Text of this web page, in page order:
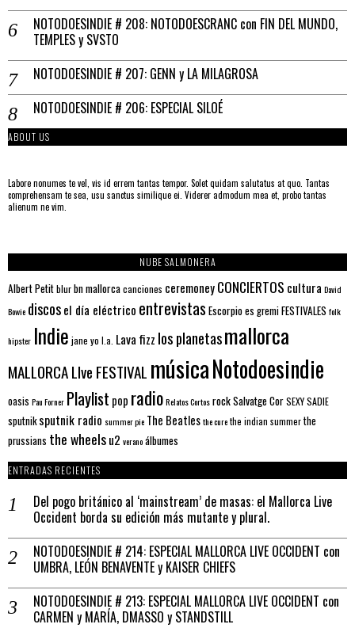
NOTODOESINDIE # 208: NOTODOESCRANC con FIN DEL MUNDO,
TEMPLES y SVSTO
NOTODOESINDIE # 207: GENN y LA MILAGROSA
NOTODOESINDIE # 206: ESPECIAL SILOÉ
ABOUT US
Labore nonumes te vel, vis id errem tantas tempor. Solet quidam salutatus at quo. Tantas
comprehensam te sea, usu sanctus similique ei. Viderer admodum mea et, probo tantas
alienum ne vim.
NUBE SALMONERA
Albert Petitblurbn mallorcacanciones ceremoneyCONCIERTOS cultura David
Bowie discosel día eléctrico entrevistas Escorpioes gremiFESTIVALES folk
hipster Indie jane yo l.a. Lava fizz los planetasmallorca
MALLORCA LIve FESTIVAL músicaNotodoesindie
oasis Pau Forner Playlist pop radioRelatos CortosrockSalvatge CorSEXY SADIE
sputnik sputnik radio summer pie The Beatlesthe curethe indian summerthe
prussians the wheelsu2 veranoálbumes
ENTRADAS RECIENTES
Del pogo británico al ‘mainstream’ de masas: el Mallorca Live
Occident borda su edición más mutante y plural.
NOTODOESINDIE # 214: ESPECIAL MALLORCA LIVE OCCIDENT con
UMBRA, LEÓN BENAVENTE y KAISER CHIEFS
NOTODOESINDIE # 213: ESPECIAL MALLORCA LIVE OCCIDENT con
CARMEN y MARÍA, DMASSO y STANDSTILL